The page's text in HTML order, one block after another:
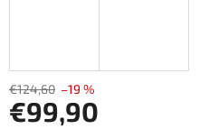
€124,60 –19 %
€99,90